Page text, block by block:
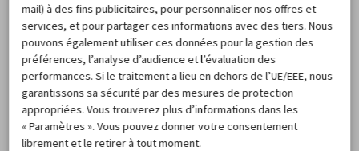
Peut-on louer une voiture en aller
simple à Les Sables d'Olonne ?
Comment annuler votre location de
voiture à Les Sables d'Olonne ?
De quels documents ai-je besoin lors
mail) à des fins publicitaires, pour personnaliser nos offres et
services, et pour partager ces informations avec des tiers. Nous
pouvons également utiliser ces données pour la gestion des
préférences, l’analyse d’audience et l’évaluation des
performances. Si le traitement a lieu en dehors de l’UE/EEE, nous
garantissons sa sécurité par des mesures de protection
appropriées. Vous trouverez plus d’informations dans les
« Paramètres ». Vous pouvez donner votre consentement
librement et le retirer à tout moment.